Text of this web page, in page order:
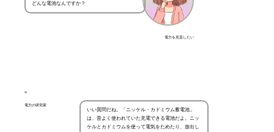
電力を見直したい
どんな電池なんですか？
電力の研究家
いい質問だね。「ニッケル・カドミウム蓄電池」
は、昔よく使われていた充電できる電池だよ。ニッ
ケルとカドミウムを使って電気をためたり、放出し